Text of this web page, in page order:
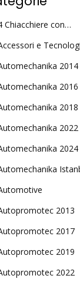
Chiacchiere con…
e
2014
2016
2018
2022
2024
2013
2017
2019
2022